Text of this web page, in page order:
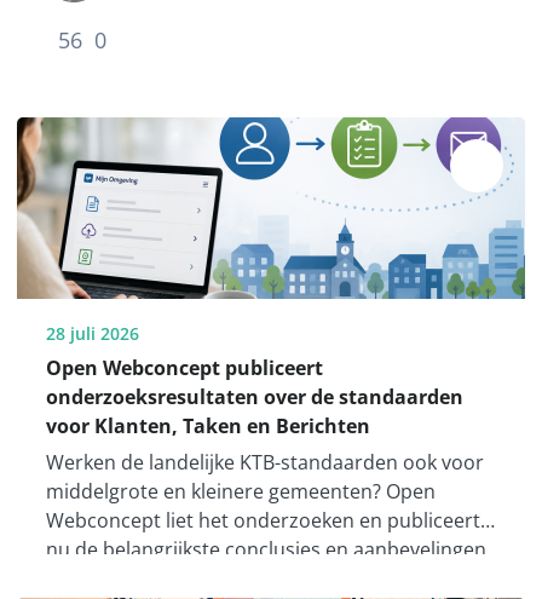
56 0
28 juli 2026
Open Webconcept publiceert
onderzoeksresultaten over de standaarden
voor Klanten, Taken en Berichten
Werken de landelijke KTB-standaarden ook voor
middelgrote en kleinere gemeenten? Open
Webconcept liet het onderzoeken en publiceert
nu de belangrijkste conclusies en aanbevelingen.